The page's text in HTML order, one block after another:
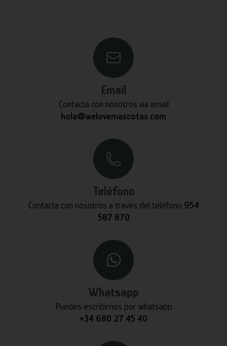
Email
Contacta con nosotros vía email
hola@welovemascotas.com
Teléfono
Contacta con nosotros a través del teléfono 954
587 870
Whatsapp
Puedes escribirnos por whatsapp
+34 680 27 45 40